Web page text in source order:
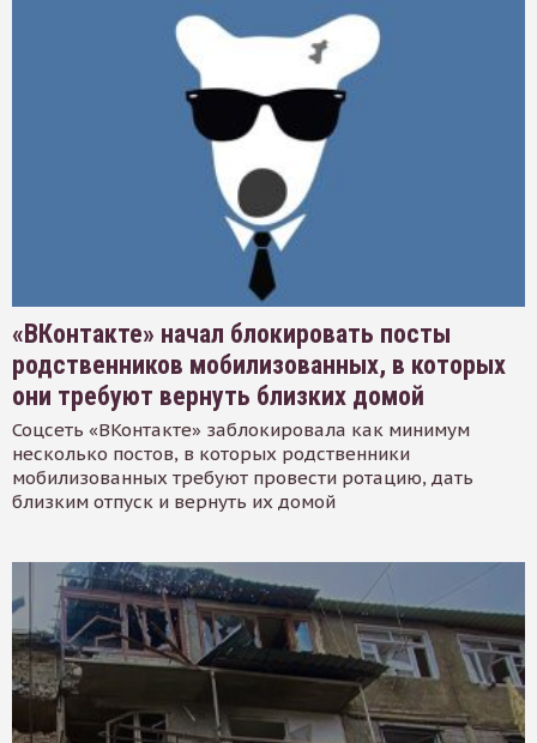
«ВКонтакте» начал блокировать посты
родственников мобилизованных, в которых
они требуют вернуть близких домой
Соцсеть «ВКонтакте» заблокировала как минимум
несколько постов, в которых родственники
мобилизованных требуют провести ротацию, дать
близким отпуск и вернуть их домой